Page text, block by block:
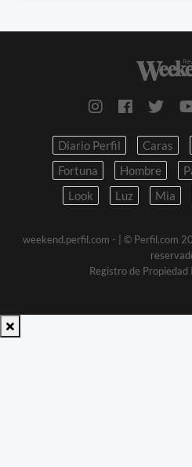
Diario Perfil Caras
Fortuna
Hombre
Look
Luz Mia
weekend.perfil.com - | © Perfil.com
Registro de